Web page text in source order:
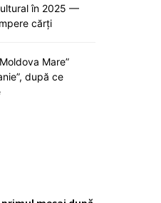
în 2025 —
cărți
Mare”
după ce